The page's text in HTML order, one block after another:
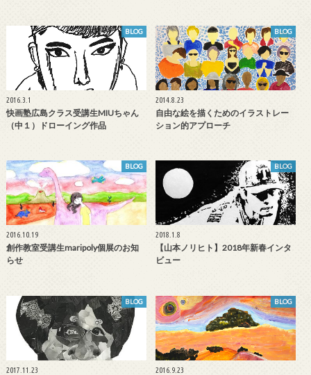
BLOG
2016.3.1
快画塾広島クラス受講生MIUちゃん
（中１）ドローイング作品
BLOG
2014.8.23
自由な絵を描くためのイラストレー
ション的アプローチ
BLOG
2016.10.19
創作教室受講生maripoly個展のお知
らせ
BLOG
2018.1.8
【山本ノリヒト】2018年新春インタ
ビュー
BLOG
2017.11.23
BLOG
2016.9.23